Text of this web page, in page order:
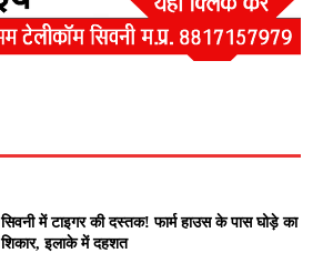
सिवनी में टाइगर की दस्तक! फार्म हाउस के पास घोड़े का
शिकार, इलाके में दहशत